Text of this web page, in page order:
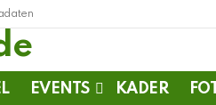
EVENTS KADER